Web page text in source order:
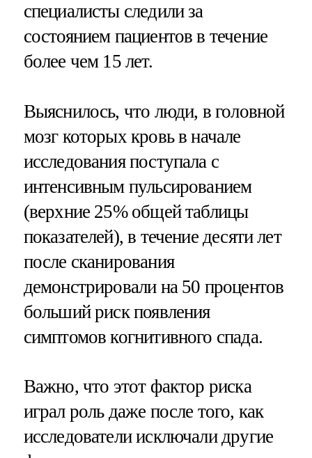
специалисты следили за
состоянием пациентов в течение
более чем 15 лет.
Выяснилось, что люди, в головной
мозг которых кровь в начале
исследования поступала с
интенсивным пульсированием
(верхние 25% общей таблицы
показателей), в течение десяти лет
после сканирования
демонстрировали на 50 процентов
больший риск появления
симптомов когнитивного спада.
Важно, что этот фактор риска
играл роль даже после того, как
исследователи исключали другие